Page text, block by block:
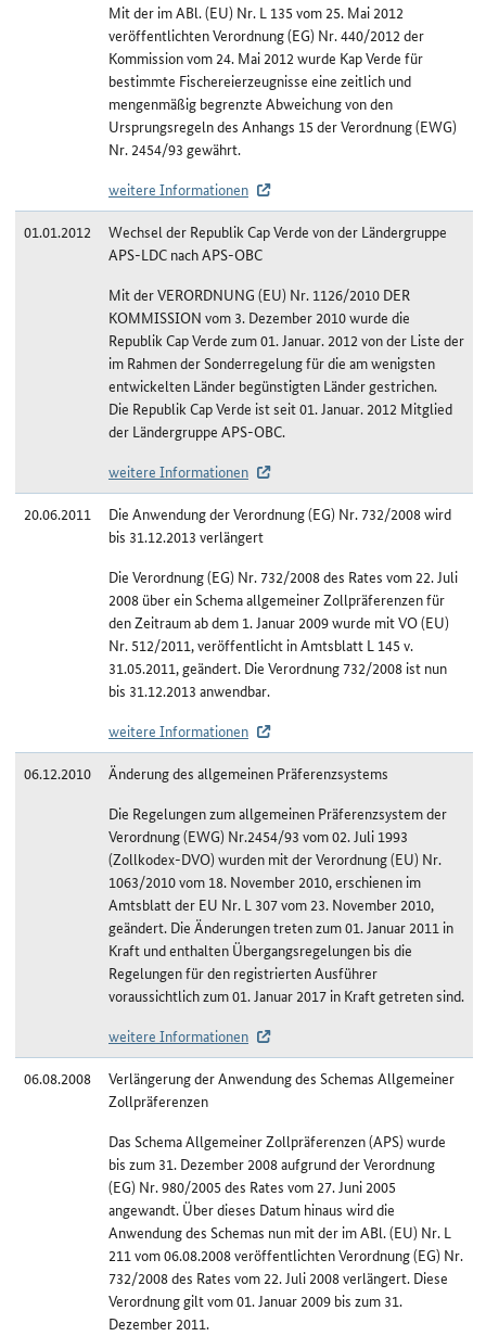
Mit der im ABl. (EU) Nr. L 135 vom 25. Mai 2012
veröffentlichten Verordnung (EG) Nr. 440/2012 der
Kommission vom 24. Mai 2012 wurde Kap Verde für
bestimmte Fischereierzeugnisse eine zeitlich und
mengenmäßig begrenzte Abweichung von den
Ursprungsregeln des Anhangs 15 der Verordnung (EWG)
Nr. 2454/93 gewährt.
weitere Informationen
01.01.2012
Wechsel der Republik Cap Verde von der Ländergruppe
APS-LDC nach APS-OBC
Mit der VERORDNUNG (EU) Nr. 1126/2010 DER
KOMMISSION vom 3. Dezember 2010 wurde die
Republik Cap Verde zum 01. Januar. 2012 von der Liste der
im Rahmen der Sonderregelung für die am wenigsten
entwickelten Länder begünstigten Länder gestrichen.
Die Republik Cap Verde ist seit 01. Januar. 2012 Mitglied
der Ländergruppe APS-OBC.
weitere Informationen
20.06.2011
Die Anwendung der Verordnung (EG) Nr. 732/2008 wird
bis 31.12.2013 verlängert
Die Verordnung (EG) Nr. 732/2008 des Rates vom 22. Juli
2008 über ein Schema allgemeiner Zollpräferenzen für
den Zeitraum ab dem 1. Januar 2009 wurde mit VO (EU)
Nr. 512/2011, veröffentlicht in Amtsblatt L 145 v.
31.05.2011, geändert. Die Verordnung 732/2008 ist nun
bis 31.12.2013 anwendbar.
weitere Informationen
06.12.2010
Änderung des allgemeinen Präferenzsystems
Die Regelungen zum allgemeinen Präferenzsystem der
Verordnung (EWG) Nr.2454/93 vom 02. Juli 1993
(Zollkodex-DVO) wurden mit der Verordnung (EU) Nr.
1063/2010 vom 18. November 2010, erschienen im
Amtsblatt der EU Nr. L 307 vom 23. November 2010,
geändert. Die Änderungen treten zum 01. Januar 2011 in
Kraft und enthalten Übergangsregelungen bis die
Regelungen für den registrierten Ausführer
voraussichtlich zum 01. Januar 2017 in Kraft getreten sind.
weitere Informationen
06.08.2008
Verlängerung der Anwendung des Schemas Allgemeiner
Zollpräferenzen
Das Schema Allgemeiner Zollpräferenzen (APS) wurde
bis zum 31. Dezember 2008 aufgrund der Verordnung
(EG) Nr. 980/2005 des Rates vom 27. Juni 2005
angewandt. Über dieses Datum hinaus wird die
Anwendung des Schemas nun mit der im ABl. (EU) Nr. L
211 vom 06.08.2008 veröffentlichten Verordnung (EG) Nr.
732/2008 des Rates vom 22. Juli 2008 verlängert. Diese
Verordnung gilt vom 01. Januar 2009 bis zum 31.
Dezember 2011.